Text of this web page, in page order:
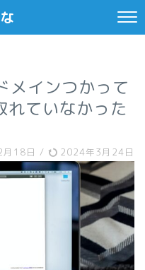
メインつかって
れていなかった
18日 / 2024年3月24日